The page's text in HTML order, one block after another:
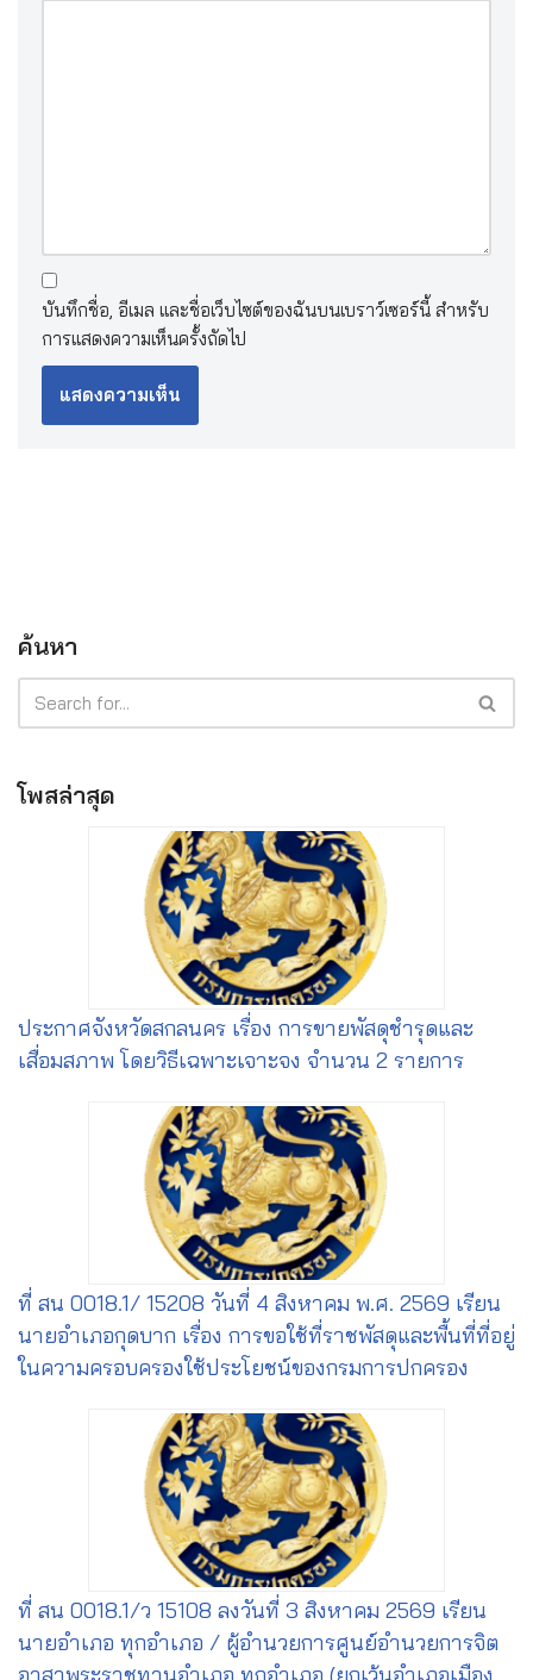
บันทึกชื่อ, อีเมล และชื่อเว็บไซต์ของฉันบนเบราว์เซอร์นี้ สำหรับ
การแสดงความเห็นครั้งถัดไป
ค้นหา
โพสล่าสุด
ประกาศจังหวัดสกลนคร เรื่อง การขายพัสดุชำรุดและ
เสื่อมสภาพ โดยวิธีเฉพาะเจาะจง จำนวน 2 รายการ
ที่ สน 0018.1/ 15208 วันที่ 4 สิงหาคม พ.ศ. 2569 เรียน
นายอำเภอกุดบาก เรื่อง การขอใช้ที่ราชพัสดุและพื้นที่ที่อยู่
ในความครอบครองใช้ประโยชน์ของกรมการปกครอง
ที่ สน 0018.1/ว 15108 ลงวันที่ 3 สิงหาคม 2569 เรียน
นายอำเภอ ทุกอำเภอ / ผู้อำนวยการศูนย์อำนวยการจิต